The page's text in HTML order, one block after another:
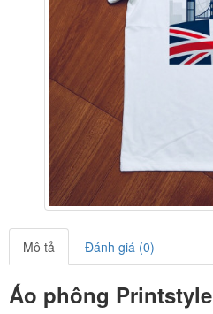
Mô tả Đánh giá (0)
Áo phông Printstyle